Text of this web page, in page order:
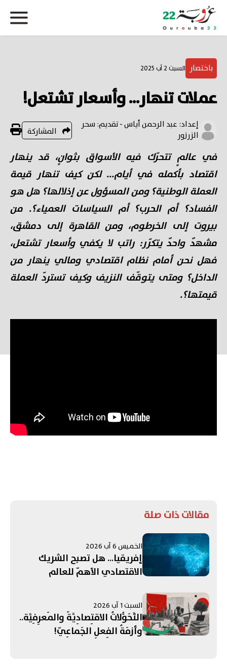
باختصار السبت 2 آب 2025
عملات تنهار... وأسعار تشتعل!
إعداد: عبد الرحمن أياس - تقديم: سحر
الزرزور
المشاركة
في عالمٍ تتحرّك فيه الأسواق بثوانٍ، قد ينهار
اقتصاد بأكمله في أيام... لكن كيف تنهار قيمة
العملة الوطنية؟ ومن المسؤول عن إذلالها؟ هل هو
الفساد؟ أم الحرب؟ أم السياسات العمياء؟. من
بيروت إلى الخرطوم، ومن القاهرة إلى دمشق،
مشهدٌ واحدٌ يتكرّر: راتب لا يكفي وأسعار تشتعل،
فهل نحن أمام نظام اقتصادي ومالي ينهار من
الداخل؟ ومتى يتوقّف النزيف وكيف تستردّ العملة
قيمتها؟.
مقالات ذات صلة
الخميس 6 آب 2026
إفريقيا... هل تصبح الشريك
الاقتصادي الأهمّ للعالم
السبت 1 آب 2026
التَّحَوُّلاتُ الاقتِصادِيَّةُ والمَعرِفِيَّة..
وأزمَةُ الفِعلِ الجَماعِيّ!